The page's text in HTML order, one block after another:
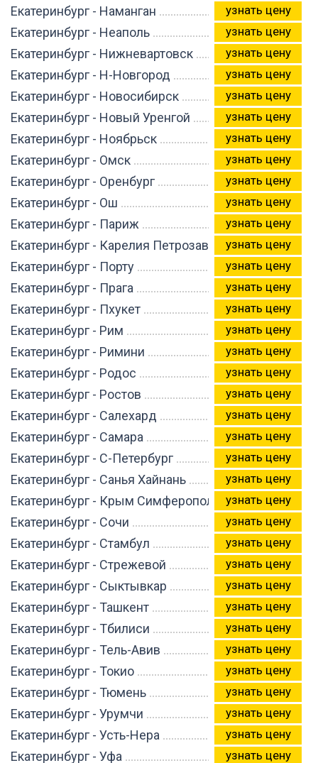
Екатеринбург - Наманган узнать цену
Екатеринбург - Неаполь узнать цену
Екатеринбург - Нижневартовск узнать цену
Екатеринбург - Н-Новгород узнать цену
Екатеринбург - Новосибирск узнать цену
Екатеринбург - Новый Уренгой узнать цену
Екатеринбург - Ноябрьск узнать цену
Екатеринбург - Омск узнать цену
Екатеринбург - Оренбург узнать цену
Екатеринбург - Ош узнать цену
Екатеринбург - Париж узнать цену
Екатеринбург - Карелия Петрозаводскузнать цену
Екатеринбург - Порту узнать цену
Екатеринбург - Прага узнать цену
Екатеринбург - Пхукет узнать цену
Екатеринбург - Рим узнать цену
Екатеринбург - Римини узнать цену
Екатеринбург - Родос узнать цену
Екатеринбург - Ростов узнать цену
Екатеринбург - Салехард узнать цену
Екатеринбург - Самара узнать цену
Екатеринбург - С-Петербург узнать цену
Екатеринбург - Санья Хайнань узнать цену
Екатеринбург - Крым Симферополь узнать цену
Екатеринбург - Сочи узнать цену
Екатеринбург - Стамбул узнать цену
Екатеринбург - Стрежевой узнать цену
Екатеринбург - Сыктывкар узнать цену
Екатеринбург - Ташкент узнать цену
Екатеринбург - Тбилиси узнать цену
Екатеринбург - Тель-Авив узнать цену
Екатеринбург - Токио узнать цену
Екатеринбург - Тюмень узнать цену
Екатеринбург - Урумчи узнать цену
Екатеринбург - Усть-Нера узнать цену
Екатеринбург - Уфа узнать цену